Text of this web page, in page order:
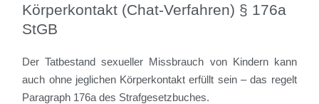
Körperkontakt (Chat-Verfahren) § 176a
StGB
Der Tatbestand sexueller Missbrauch von Kindern kann
auch ohne jeglichen Körperkontakt erfüllt sein – das regelt
Paragraph 176a des Strafgesetzbuches.